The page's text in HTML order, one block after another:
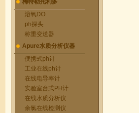
梅特勒托利多
溶氧DO
ph探头
称重变送器
Apure水质分析仪器
便携式ph计
工业在线ph计
在线电导率计
实验室台式PH计
在线水质分析仪
余氯在线检测仪